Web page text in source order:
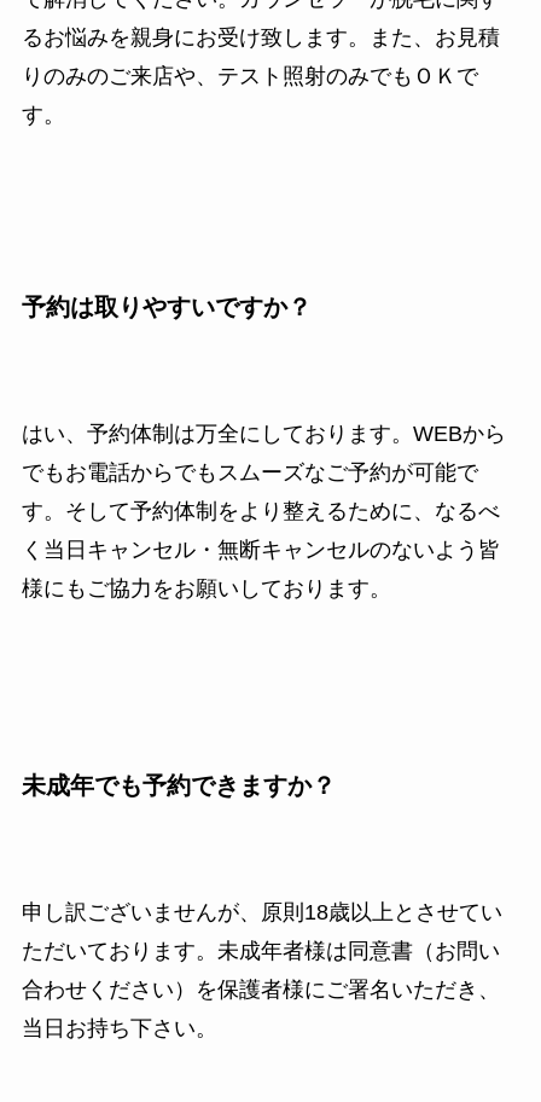
るお悩みを親身にお受け致します。また、お見積
りのみのご来店や、テスト照射のみでもＯＫで
す。
予約は取りやすいですか？
はい、予約体制は万全にしております。WEBから
でもお電話からでもスムーズなご予約が可能で
す。そして予約体制をより整えるために、なるべ
く当日キャンセル・無断キャンセルのないよう皆
様にもご協力をお願いしております。
未成年でも予約できますか？
申し訳ございませんが、原則18歳以上とさせてい
ただいております。未成年者様は同意書（お問い
合わせください）を保護者様にご署名いただき、
当日お持ち下さい。